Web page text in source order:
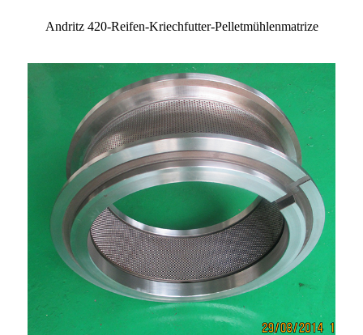
Andritz 420-Reifen-Kriechfutter-Pelletmühlenmatrize